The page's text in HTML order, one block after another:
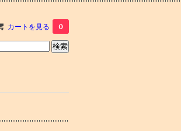
カートを見る 0